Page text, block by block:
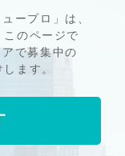
ープロ」は、
のページで
で募集中の
ます。